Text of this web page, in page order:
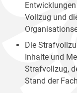
Vollzug und
Die
Inhalte und
Strafvollzug,
Stand der